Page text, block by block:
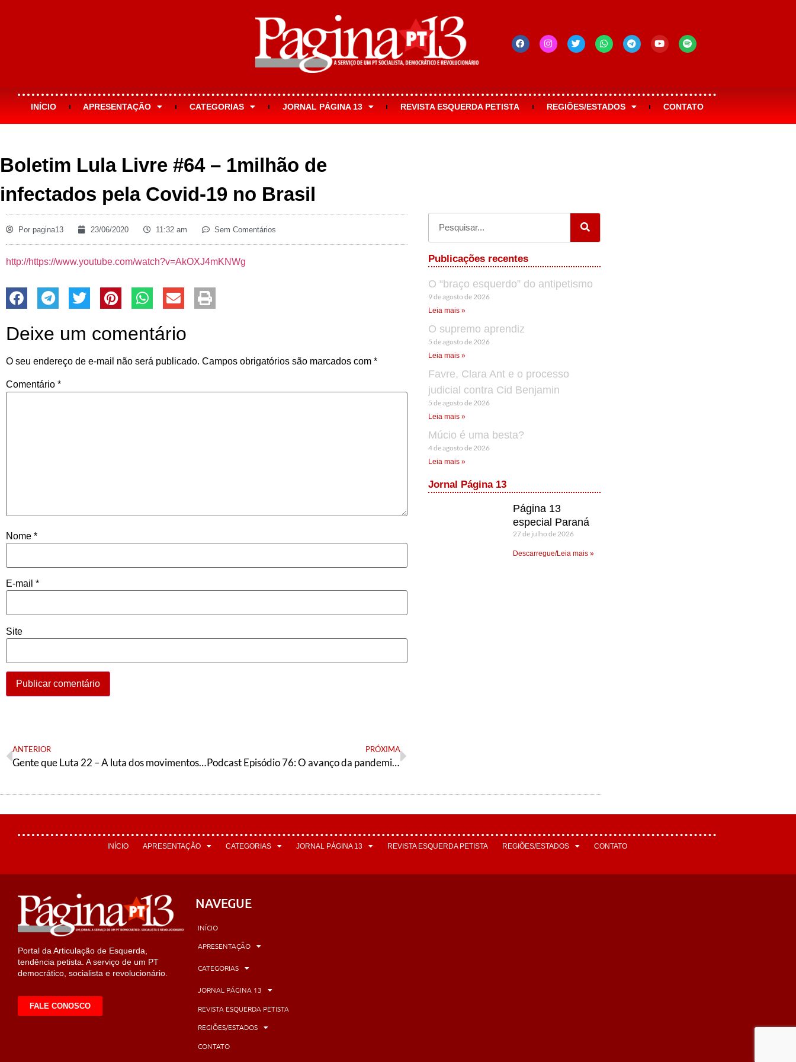
INÍCIO APRESENTAÇÃO CATEGORIAS JORNAL PÁGINA 13 REVISTA ESQUERDA PETISTA REGIÕES/ESTADOS CONTATO
Boletim Lula Livre #64 – 1milhão de
infectados pela Covid-19 no Brasil
Por pagina13 23/06/2020 11:32 am Sem Comentários
http://https://www.youtube.com/watch?v=AkOXJ4mKNWg
Deixe um comentário
O seu endereço de e-mail não será publicado. Campos obrigatórios são marcados com *
Comentário *
Nome *
E-mail *
Site
ANTERIOR
Gente que Luta 22 – A luta dos movimentos sociais você vê aqui
PRÓXIMA
Podcast Episódio 76: O avanço da pandemia no Brasil, a luta no IF Belfort Roxo e a disputa no Recife
Publicações recentes
O “braço esquerdo” do antipetismo
9 de agosto de 2026
Leia mais »
O supremo aprendiz
5 de agosto de 2026
Leia mais »
Favre, Clara Ant e o processo
judicial contra Cid Benjamin
5 de agosto de 2026
Leia mais »
Múcio é uma besta?
4 de agosto de 2026
Leia mais »
Jornal Página 13
Página 13
especial Paraná
27 de julho de 2026
Descarregue/Leia mais »
INÍCIO APRESENTAÇÃO CATEGORIAS JORNAL PÁGINA 13 REVISTA ESQUERDA PETISTA REGIÕES/ESTADOS CONTATO
Portal da Articulação de Esquerda,
tendência petista. A serviço de um PT
democrático, socialista e revolucionário.
FALE CONOSCO
NAVEGUE
INÍCIO
APRESENTAÇÃO
CATEGORIAS
JORNAL PÁGINA 13
REVISTA ESQUERDA PETISTA
REGIÕES/ESTADOS
CONTATO